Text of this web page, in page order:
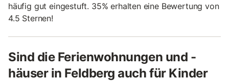
häufig gut eingestuft. 35% erhalten eine Bewertung von
4.5 Sternen!
Sind die Ferienwohnungen und -
häuser in Feldberg auch für Kinder